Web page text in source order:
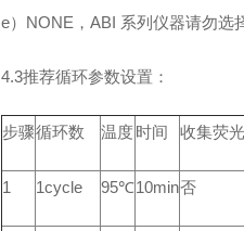
e）NONE，ABI 系列仪器请勿选
4.3推荐循环参数设置：
步骤循环数 温度时间 收集荧
1 1cycle 95℃10min否